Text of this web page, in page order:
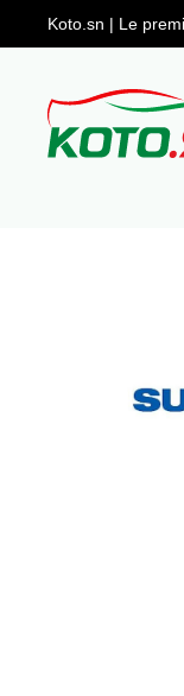
Koto.sn | Le